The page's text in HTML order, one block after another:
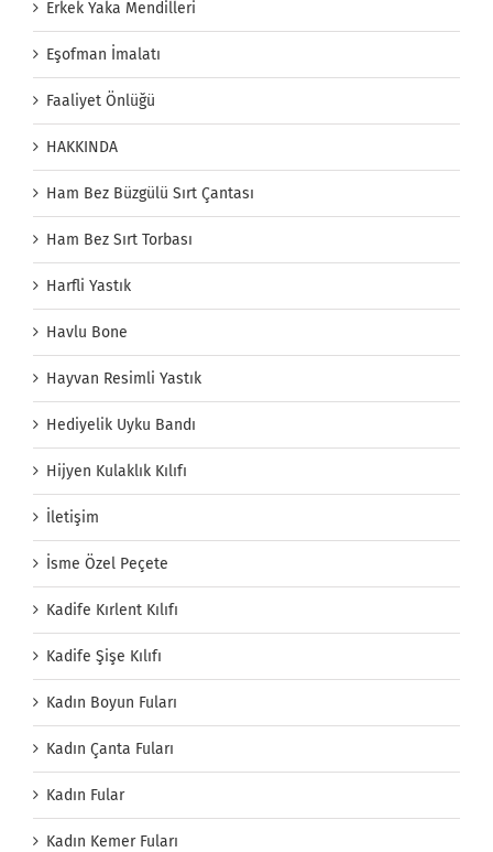
Erkek Yaka Mendilleri
Eşofman İmalatı
Faaliyet Önlüğü
HAKKINDA
Ham Bez Büzgülü Sırt Çantası
Ham Bez Sırt Torbası
Harfli Yastık
Havlu Bone
Hayvan Resimli Yastık
Hediyelik Uyku Bandı
Hijyen Kulaklık Kılıfı
İletişim
İsme Özel Peçete
Kadife Kırlent Kılıfı
Kadife Şişe Kılıfı
Kadın Boyun Fuları
Kadın Çanta Fuları
Kadın Fular
Kadın Kemer Fuları